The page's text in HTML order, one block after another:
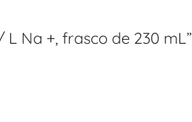
Na +, frasco de 230 mL”